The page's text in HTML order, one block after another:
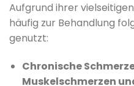
Aufgrund ihrer
häufig zur Behandlung
genutzt:
Chronische
Muskelschmerzen